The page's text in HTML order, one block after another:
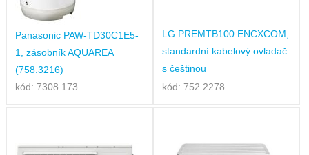
Panasonic PAW-TD30C1E5-
1, zásobník AQUAREA
(758.3216)
kód: 7308.173
LG PREMTB100.ENCXCOM,
standardní kabelový ovladač
s češtinou
kód: 752.2278